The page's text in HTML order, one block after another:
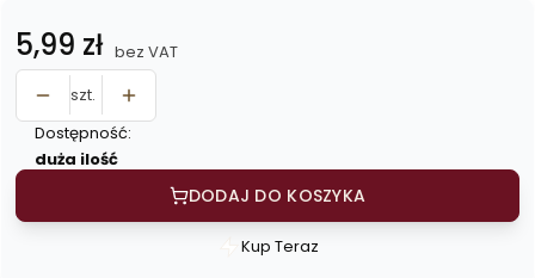
Cena
5,99 zł bez VAT
szt.
Dostępność:
duża ilość
DODAJ DO KOSZYKA
Szybki
Kup Teraz